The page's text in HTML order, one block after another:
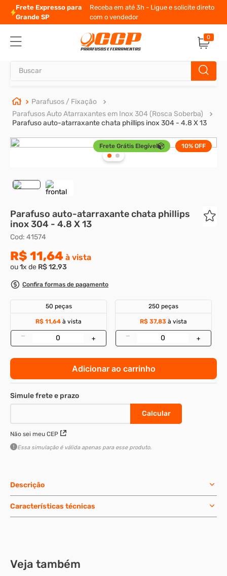
Frete Expresso para
Grande SP
Receba em até 3h - Ligue e solicite direto
com o vendedor
0
Parafusos / Fixação
Parafusos Auto Atarraxantes em Inox 304 (Rosca Soberba)
Parafuso auto-atarraxante chata phillips inox 304 - 4.8 X 13
Frete Grátis Elegível 10% OFF
Parafuso auto-atarraxante chata phillips
inox 304 - 4.8 X 13
Cod: 41574
R$ 11,64 à vista
ou1x de R$12,93
Confira formas de pagamento
50 peças
R$ 11,64 à vista
– +
250 peças
R$ 37,83à vista
– +
Adicionar ao carrinho
Não sei meu CEP
Essa simulação é válida apenas para esse produto.
Descrição
Características técnicas
Veja também
TERMOS MAIS BUSCADOS
1º
parafuso allen
2º
porca
5º
cupilha
7º
sextavado
9º
rodizio